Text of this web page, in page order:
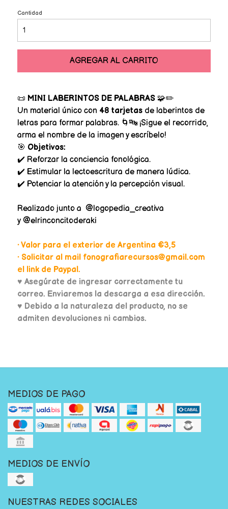
Cantidad
AGREGAR AL CARRITO
📜 MINI LABERINTOS DE PALABRAS🧩✏️
Un material único con 48 tarjetasde laberintos de
letras para formar palabras. 🌀🔤 ¡Sigue el recorrido,
arma el nombre de la imagen y escríbelo!
🎯 Objetivos:
✔️ Reforzar la conciencia fonológica.
✔️ Estimular la lectoescritura de manera lúdica.
✔️ Potenciar la atención y la percepción visual.
Realizado junto a @logopedia_creativa
y @elrinconcitoderaki
• Valor para el exterior de Argentina €3,5
• Solicitar al mail fonografiarecursos@gmail.com
el link de Paypal.
♥ Asegúrate de ingresar correctamente tu
correo. Enviaremos la descarga a esa dirección.
♥ Debido a la naturaleza del producto, no se
admiten devoluciones ni cambios.
MEDIOS DE PAGO
MEDIOS DE ENVÍO
NUESTRAS REDES SOCIALES